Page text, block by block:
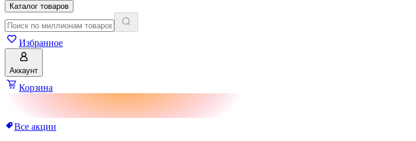
Каталог товаров
Избранное
Аккаунт
Корзина
Все акции